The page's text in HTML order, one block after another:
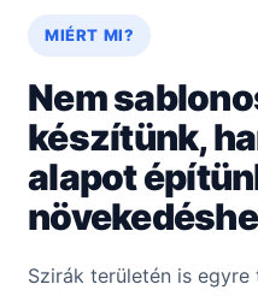
MIÉRT MI?
Nem
készítünk,
alapot
Szirák területén is